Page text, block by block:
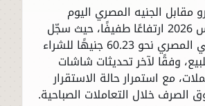
الجنيه المصري اليوم
الأربعاء 18 مارس 2026 ارتفاعًا طفيفًا، حيث سجّل
في البنك الأهلي المصري نحو 60.23 جنيهًا للشراء
للبيع، وفقًا لآخر تحديثات شاشات
مع استمرار حالة الاستقرار
خلال التعاملات الصباحية.